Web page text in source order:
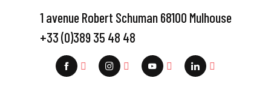
1 avenue Robert Schuman 68100 Mulhouse
+33 (0)389 35 48 48